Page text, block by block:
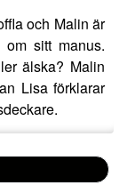
och Malin är
sitt manus.
älska? Malin
Lisa förklarar